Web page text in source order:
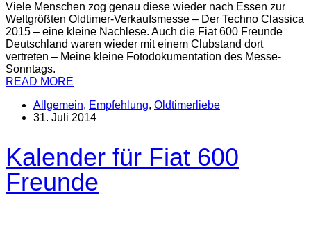
Viele Menschen zog genau diese wieder nach Essen zur
Weltgrößten Oldtimer-Verkaufsmesse – Der Techno Classica
2015 – eine kleine Nachlese. Auch die Fiat 600 Freunde
Deutschland waren wieder mit einem Clubstand dort
vertreten – Meine kleine Fotodokumentation des Messe-
Sonntags.
READ MORE
Allgemein, Empfehlung, Oldtimerliebe
31. Juli 2014
Kalender für Fiat 600
Freunde